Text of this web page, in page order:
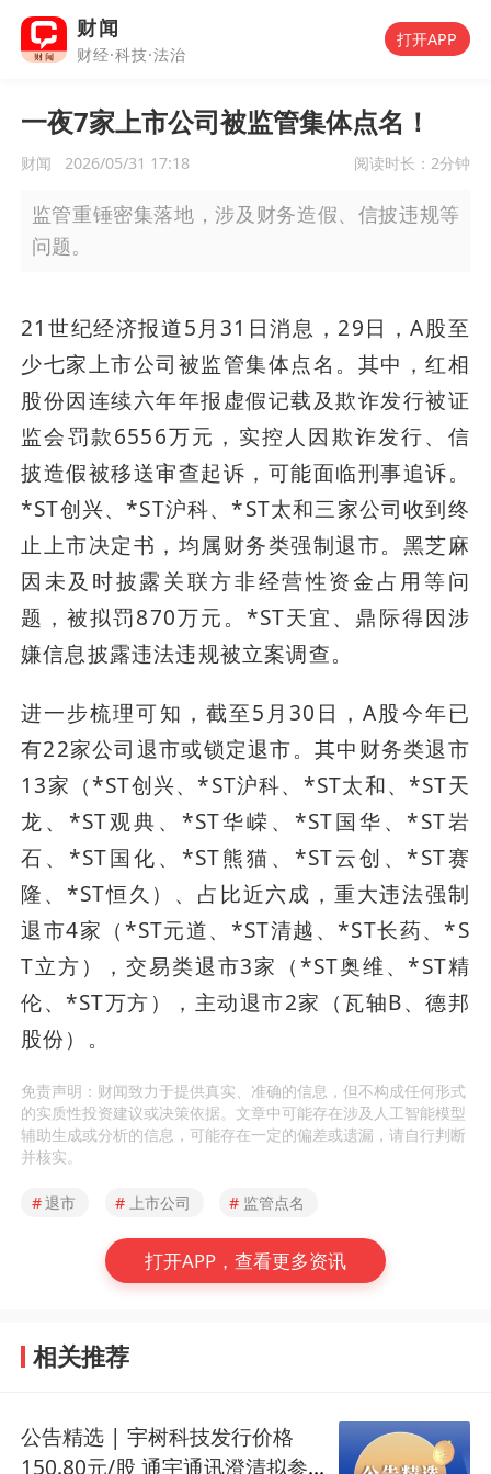
财闻
财经·科技·法治
打开APP
一夜7家上市公司被监管集体点名！
财闻 2026/05/31 17:18 阅读时长： 2分钟
监管重锤密集落地，涉及财务造假、信披违规等
问题。
21世纪经济报道5月31日消息，29日，A股至
少七家上市公司被监管集体点名。其中，红相
股份因连续六年年报虚假记载及欺诈发行被证
监会罚款6556万元，实控人因欺诈发行、信
披造假被移送审查起诉，可能面临刑事追诉。
*ST创兴、*ST沪科、*ST太和三家公司收到终
止上市决定书，均属财务类强制退市。黑芝麻
因未及时披露关联方非经营性资金占用等问
题，被拟罚870万元。*ST天宜、鼎际得因涉
嫌信息披露违法违规被立案调查。
进一步梳理可知，截至5月30日，A股今年已
有22家公司退市或锁定退市。其中财务类退市
13家（*ST创兴、*ST沪科、*ST太和、*ST天
龙、*ST观典、*ST华嵘、*ST国华、*ST岩
石、*ST国化、*ST熊猫、*ST云创、*ST赛
隆、*ST恒久）、占比近六成，重大违法强制
退市4家（*ST元道、*ST清越、*ST长药、*S
T立方），交易类退市3家（*ST奥维、*ST精
伦、*ST万方），主动退市2家（瓦轴B、德邦
股份）。
免责声明：财闻致力于提供真实、准确的信息，但不构成任何形式
的实质性投资建议或决策依据。文章中可能存在涉及人工智能模型
辅助生成或分析的信息，可能存在一定的偏差或遗漏，请自行判断
并核实。
#退市 # 上市公司 # 监管点名
打开APP，查看更多资讯
相关推荐
公告精选 | 宇树科技发行价格
150.80元/股 通宇通讯澄清拟参